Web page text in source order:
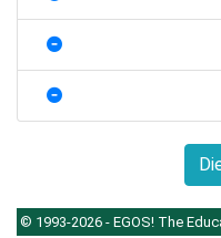
© 1993-2026 - EGOS! The